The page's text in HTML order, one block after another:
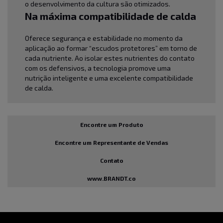
o desenvolvimento da cultura são otimizados.
Na máxima compatibilidade de calda
Oferece segurança e estabilidade no momento da
aplicação ao formar “escudos protetores” em torno de
cada nutriente. Ao isolar estes nutrientes do contato
com os defensivos, a tecnologia promove uma
nutrição inteligente e uma excelente compatibilidade
de calda.
Encontre um Produto
Encontre um Representante de Vendas
Contato
www.BRANDT.co